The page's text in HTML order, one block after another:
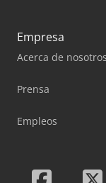
Empresa
Acerca de nosotros
Prensa
Empleos